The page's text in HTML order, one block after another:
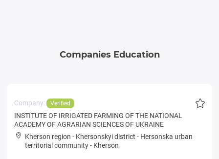
Companies Education
Company: Verified
INSTITUTE OF IRRIGATED FARMING OF THE NATIONAL
ACADEMY OF AGRARIAN SCIENCES OF UKRAINE
Kherson region - Khersonskyi district - Hersonska urban
territorial community- Kherson